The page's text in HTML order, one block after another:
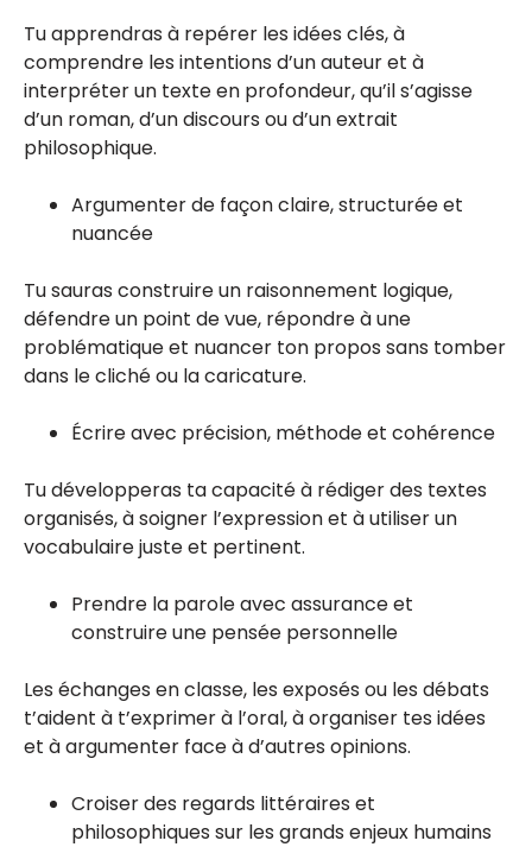
Tu apprendras à repérer les idées clés, à
comprendre les intentions d’un auteur et à
interpréter un texte en profondeur, qu’il s’agisse
d’un roman, d’un discours ou d’un extrait
philosophique.
Argumenter de façon claire, structurée et
nuancée
Tu sauras construire un raisonnement logique,
défendre un point de vue, répondre à une
problématique et nuancer ton propos sans tomber
dans le cliché ou la caricature.
Écrire avec précision, méthode et cohérence
Tu développeras ta capacité à rédiger des textes
organisés, à soigner l’expression et à utiliser un
vocabulaire juste et pertinent.
Prendre la parole avec assurance et
construire une pensée personnelle
Les échanges en classe, les exposés ou les débats
t’aident à t’exprimer à l’oral, à organiser tes idées
et à argumenter face à d’autres opinions.
Croiser des regards littéraires et
philosophiques sur les grands enjeux humains